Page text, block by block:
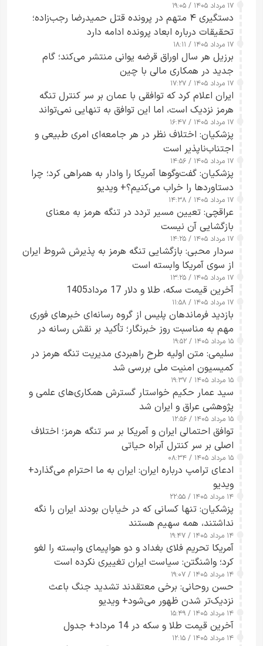
۱۷ مرداد ۱۴۰۵ / ۱۹:۰۵
دستگیری ۴ متهم در پرونده قتل حمیدرضا رجب‌زاده؛
تحقیقات درباره ابعاد پرونده ادامه دارد
۱۷ مرداد ۱۴۰۵ / ۱۸:۱۱
برزیل هر سال اوراق قرضه یوانی منتشر می‌کند؛ گام
جدید در همکاری مالی با چین
۱۷ مرداد ۱۴۰۵ / ۱۷:۲۷
ایران اعلام کرد که توافقی با عمان بر سر کنترل تنگه
هرمز نزدیک است، اما این توافق به تنهایی نمی‌تواند
آبراه را آزاد کند
۱۷ مرداد ۱۴۰۵ / ۱۶:۴۷
پزشکیان: اختلاف نظر در هر جامعه‌ای امری طبیعی و
اجتناب‌ناپذیر است
۱۷ مرداد ۱۴۰۵ / ۱۴:۵۶
پزشکیان: گفت‌وگوها آمریکا را وادار به همراهی کرد؛ چرا
دستاوردها را خراب می‌کنیم؟+ ویدیو
۱۷ مرداد ۱۴۰۵ / ۱۴:۳۸
عراقچی: تعیین مسیر تردد در تنگه هرمز به معنای
بازگشایی آن نیست
۱۷ مرداد ۱۴۰۵ / ۱۴:۲۵
سردار محبی: بازگشایی تنگه هرمز به پذیرش شروط ایران
از سوی آمریکا وابسته است
۱۷ مرداد ۱۴۰۵ / ۱۳:۲۵
آخرین قیمت سکه، طلا و دلار 17 مرداد1405
۱۷ مرداد ۱۴۰۵ / ۱۱:۵۸
بازدید فرماندهان پلیس از گروه رسانه‌ای خبرهای فوری
مهم به مناسبت روز خبرنگار؛ تأکید بر نقش رسانه در
تقویت امنیت و اعتماد عمومی
۱۵ مرداد ۱۴۰۵ / ۱۹:۵۲
سلیمی: متن اولیه طرح راهبردی مدیریت تنگه هرمز در
کمیسیون امنیت ملی بررسی شد
۱۵ مرداد ۱۴۰۵ / ۱۹:۳۷
سید عمار حکیم خواستار گسترش همکاری‌های علمی و
پژوهشی عراق و ایران شد
۱۵ مرداد ۱۴۰۵ / ۱۲:۵۶
توافق احتمالی ایران و آمریکا بر سر تنگه هرمز؛ اختلاف
اصلی بر سر کنترل آبراه حیاتی
۱۵ مرداد ۱۴۰۵ / ۰۸:۳۴
ادعای ترامپ درباره ایران: ایران به ما احترام می‌گذارد+
ویدیو
۱۴ مرداد ۱۴۰۵ / ۲۲:۵۵
پزشکیان: تنها کسانی که در خیابان بودند ایران را نگه
نداشتند، همه سهیم هستند
۱۴ مرداد ۱۴۰۵ / ۱۹:۴۷
آمریکا تحریم فلای بغداد و دو هواپیمای وابسته را لغو
کرد؛ واشنگتن: سیاست ایران تغییری نکرده است
۱۴ مرداد ۱۴۰۵ / ۱۹:۰۷
حسن روحانی: برخی معتقدند تشدید جنگ باعث
نزدیک‌تر شدن ظهور می‌شود+ ویدیو
۱۴ مرداد ۱۴۰۵ / ۱۵:۴۹
آخرین قیمت طلا و سکه در 14 مرداد+ جدول
۱۴ مرداد ۱۴۰۵ / ۱۲:۱۵